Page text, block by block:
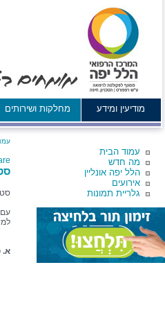
מודיעין ומידע מחלקות ושירותים
עמוד הבית
מה חדש
הלל יפה אונליין
אירועים
גלריית תמונות
עם
א.